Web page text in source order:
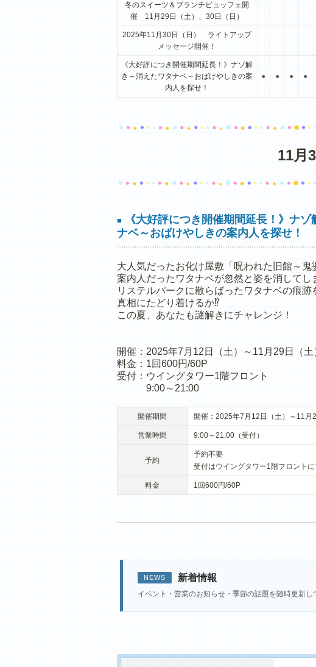
冬のスイーツ＆ブランチビュッフェ開
催 11月29日（土）、30日（日）
2025年11月30日（日） ライトアップ
メッセージ開催！
《大好評につき開催期間延長！》ナゾ解
き～消えたワタナベ～おばけやしきの案
内人を探せ！
● ● ● ●
11月
■
《大好評につき開催期間延長！》ナゾ
ナベ～おばけやしきの案内人を探せ！
大人気だったお化け屋敷「呪われた旧館～鬼
案内人だったワタナベが忽然と姿を消して
リステルパークに散らばったワタナベの痕跡
真相にたどり着けるか⁉
この夏、あなたも謎解きにチャレンジ！
開催：2025年7月12日（土）～11月29日（土
料金：1回600円/60P
受付：ウイングタワー1階フロント
9:00～21:00
開催期間 開催：2025年7月12日（土）～11月
営業時間 9:00～21:00（受付）
予約
予約不要
受付はウイングタワー1階フロントに
料金 1回600円/60P
NEWS 新着情報
イベント・営業のお知らせ・季節の話題を随時更新し